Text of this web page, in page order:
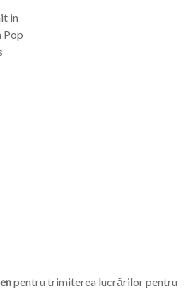
in
Pop
pentru trimiterea lucrărilor pentru